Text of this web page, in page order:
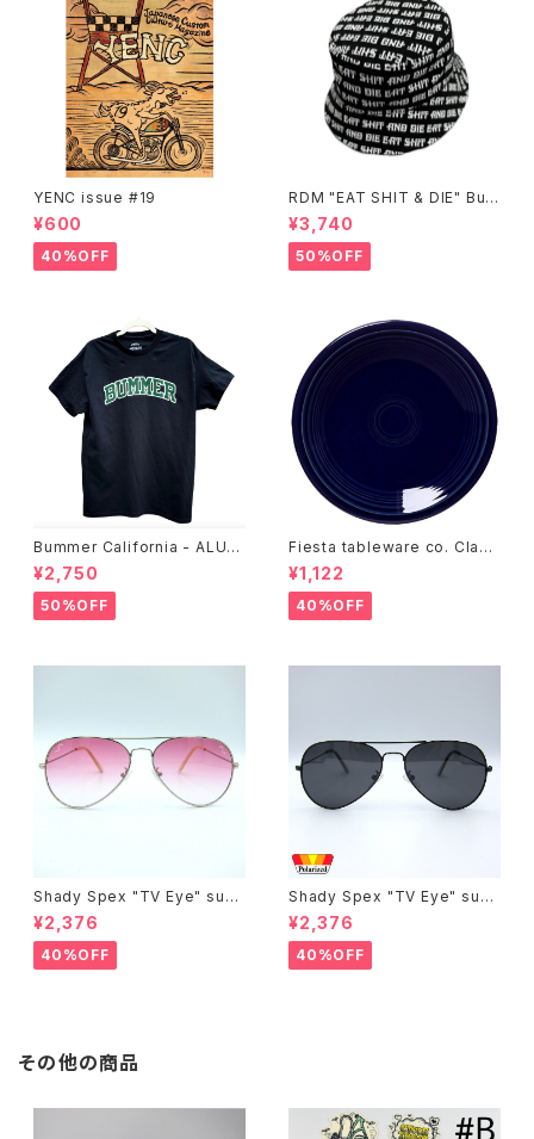
YENC issue #19
¥600
40%OFF
RDM "EAT SHIT & DIE" Buc
ket Hat
¥3,740
50%OFF
Bummer California - ALUM
T-SHIRT,black
¥2,750
50%OFF
Fiesta tableware co. Class
ic Rim 7-1/4 Inch Salad Pla
te
¥1,122
40%OFF
Shady Spex "TV Eye" sung
lasses, Silver w/Rose Grad
ient lenses
¥2,376
40%OFF
Shady Spex "TV Eye" sung
lasses, Black w/Polarized
Grey lenses
¥2,376
40%OFF
その他の商品